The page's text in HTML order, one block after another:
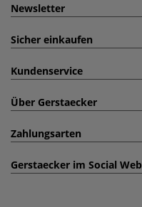
Newsletter
Sicher einkaufen
Kundenservice
Über Gerstaecker
Zahlungsarten
Gerstaecker im Social Web